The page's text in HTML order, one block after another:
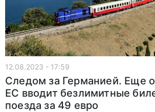
12.08.2023 - 17:59
Следом за Германией. Еще
ЕС вводит безлимитные
поезда за 49 евро